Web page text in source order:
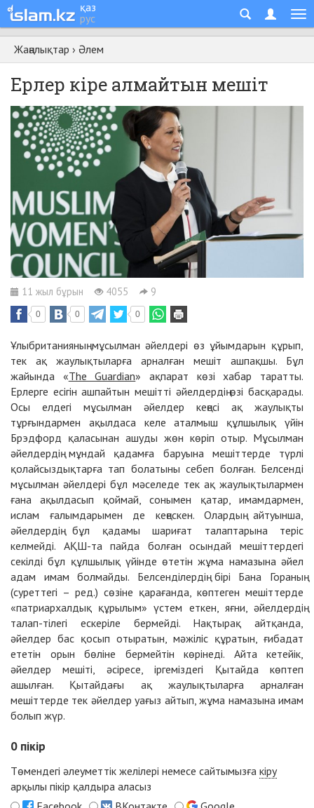
қаз
рус
Жаңалықтар › Әлем
Ерлер кіре алмайтын мешіт
11 жыл бұрын 4055 9
0 0 0
Ұлыбританияның мұсылман әйелдері өз ұйымдарын құрып,
тек ақ жаулықтыларға арналған мешіт ашпақшы. Бұл
жайында «The Guardian» ақпарат көзі хабар таратты.
Ерлерге есігін ашпайтын мешітті әйелдердің өзі басқарады.
Осы елдегі мұсылман әйелдер кеңесі ақ жаулықты
тұрғындармен ақылдаса келе аталмыш құлшылық үйін
Брэдфорд қаласынан ашуды жөн көріп отыр. Мұсылман
әйелдердің мұндай қадамға баруына мешіттерде түрлі
қолайсыздықтарға тап болатыны себеп болған. Белсенді
мұсылман әйелдері бұл мәселеде тек ақ жаулықтылармен
ғана ақылдасып қоймай, сонымен қатар, имамдармен,
ислам ғалымдарымен де кеңескен. Олардың айтуынша,
әйелдердің бұл қадамы шариғат талаптарына теріс
келмейді. АҚШ-та пайда болған осындай мешіттердегі
секілді бұл құлшылық үйінде өтетін жұма намазына әйел
адам имам болмайды. Белсенділердің бірі Бана Гораның
(суреттегі – ред.) сөзіне қарағанда, көптеген мешіттерде
«патриархалдық құрылым» үстем еткен, яғни, әйелдердің
талап-тілегі ескеріле бермейді. Нақтырақ айтқанда,
әйелдер бас қосып отыратын, мәжіліс құратын, ғибадат
ететін орын бөліне бермейтін көрінеді. Айта кетейік,
әйелдер мешіті, әсіресе, іргеміздегі Қытайда көптеп
ашылған. Қытайдағы ақ жаулықтыларға арналған
мешіттерде тек әйелдер уағыз айтып, жұма намазына имам
болып жүр.
0 пікір
Төмендегі әлеуметтік желілері немесе сайтымызға кіру
арқылы пікір қалдыра аласыз